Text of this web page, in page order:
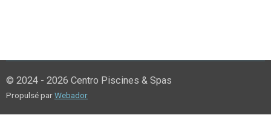
© 2024 - 2026 Centro Piscines & Spas
Propulsé parWebador